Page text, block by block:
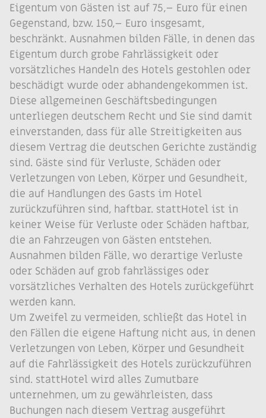
Eigentum von Gästen ist auf 75,– Euro für einen
Gegenstand, bzw. 150,– Euro insgesamt,
beschränkt. Ausnahmen bilden Fälle, in denen das
Eigentum durch grobe Fahrlässigkeit oder
vorsätzliches Handeln des Hotels gestohlen oder
beschädigt wurde oder abhandengekommen ist.
Diese allgemeinen Geschäftsbedingungen
unterliegen deutschem Recht und Sie sind damit
einverstanden, dass für alle Streitigkeiten aus
diesem Vertrag die deutschen Gerichte zuständig
sind. Gäste sind für Verluste, Schäden oder
Verletzungen von Leben, Körper und Gesundheit,
die auf Handlungen des Gasts im Hotel
zurückzuführen sind, haftbar. stattHotel ist in
keiner Weise für Verluste oder Schäden haftbar,
die an Fahrzeugen von Gästen entstehen.
Ausnahmen bilden Fälle, wo derartige Verluste
oder Schäden auf grob fahrlässiges oder
vorsätzliches Verhalten des Hotels zurückgeführt
werden kann.
Um Zweifel zu vermeiden, schließt das Hotel in
den Fällen die eigene Haftung nicht aus, in denen
Verletzungen von Leben, Körper und Gesundheit
auf die Fahrlässigkeit des Hotels zurückzuführen
sind. stattHotel wird alles Zumutbare
unternehmen, um zu gewährleisten, dass
Buchungen nach diesem Vertrag ausgeführt